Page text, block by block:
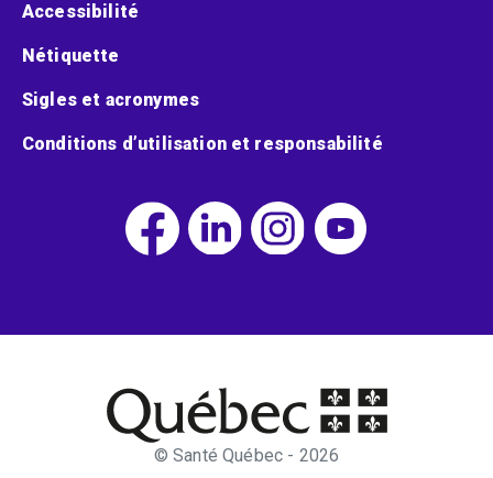
Accessibilité
Nétiquette
Sigles et acronymes
Conditions d’utilisation et responsabilité
© Santé Québec - 2026